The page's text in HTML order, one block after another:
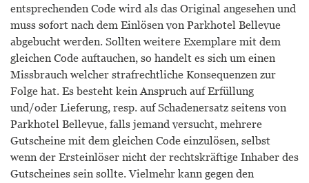
entsprechenden Code wird als das Original angesehen und
muss sofort nach dem Einlösen von Parkhotel Bellevue
abgebucht werden. Sollten weitere Exemplare mit dem
gleichen Code auftauchen, so handelt es sich um einen
Missbrauch welcher strafrechtliche Konsequenzen zur
Folge hat. Es besteht kein Anspruch auf Erfüllung
und/oder Lieferung, resp. auf Schadenersatz seitens von
Parkhotel Bellevue, falls jemand versucht, mehrere
Gutscheine mit dem gleichen Code einzulösen, selbst
wenn der Ersteinlöser nicht der rechtskräftige Inhaber des
Gutscheines sein sollte. Vielmehr kann gegen den